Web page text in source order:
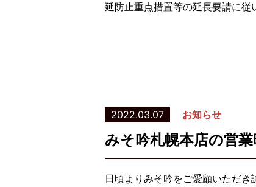
延防止重点措置等の延長要請に
2022.03.07 お知らせ
みそ吟札幌本店の営
日頃よりみそ吟をご愛顧いただ